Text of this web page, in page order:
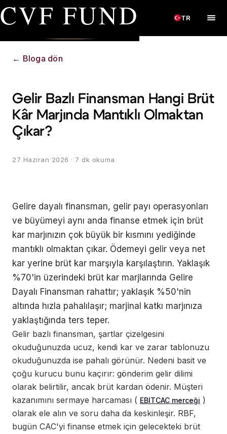
CVF FUND TR
← Bloga dön
Gelir Bazlı Finansman Hangi Brüt
Kâr Marjında Mantıklı Olmaktan
Çıkar?
27 Haziran 2026 · 7 dk okuma
Gelire dayalı finansman, gelir payı operasyonları
ve büyümeyi aynı anda finanse etmek için brüt
kar marjınızın çok büyük bir kısmını yediğinde
mantıklı olmaktan çıkar. Ödemeyi gelir veya net
kar yerine brüt kar marşıyla karşılaştırın. Yaklaşık
%70'in üzerindeki brüt kar marjlarında Gelire
Dayalı Finansman rahattır; yaklaşık %50'nin
altında hızla pahalılaşır; marjinal katkı marjınıza
yaklaştığında ters teper.
Gelir bazlı finansman, şartlar çizelgesini
okuduğunuzda ucuz, kendi kar ve zarar tablonuzu
okuduğunuzda ise pahalı görünür. Nedeni basit ve
çoğu kurucu bunu kaçırır: gönderim gelir dilimi
olarak belirtilir, ancak brüt kardan ödenir. Müşteri
kazanımını sermaye harcaması ( EBITCAC merceği )
olarak ele alın ve soru daha da keskinleşir. RBF,
bugün CAC'yi finanse etmek için gelecekteki brüt